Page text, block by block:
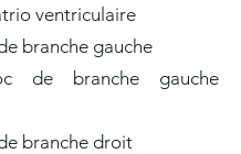
ventriculaire
branche gauche
de branche gauche
branche droit